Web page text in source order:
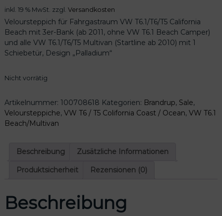
r
ü
n
g
h
e
e
s
a
r
t
e
l
l
e
e
i
t
1
inkl. 19 % MwSt. zzgl. Versandkosten
Veloursteppich für Fahrgastraum VW T6.1/T6/T5 California
Beach mit 3er-Bank (ab 2011, ohne VW T6.1 Beach Camper)
und alle VW T6.1/T6/T5 Multivan (Startline ab 2010) mit 1
Schiebetür, Design „Palladium“
Nicht vorrätig
Artikelnummer: 100708618 Kategorien: Brandrup, Sale,
Veloursteppiche, VW T6 / T5 Colifornia Coast / Ocean, VW T6.1
Beach/Multivan
Beschreibung Zusätzliche Informationen
Produktsicherheit Rezensionen (0)
Beschreibung